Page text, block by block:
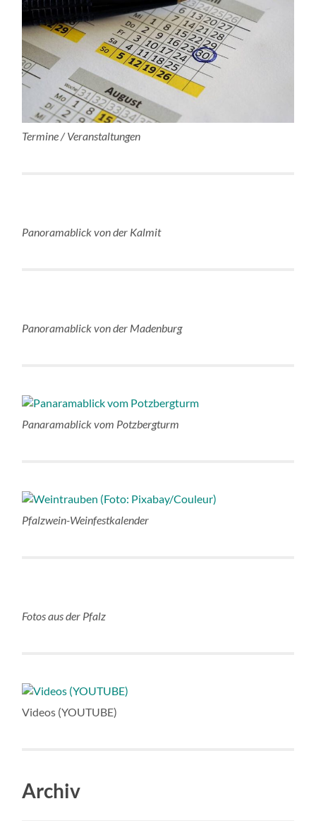
Termine / Veranstaltungen
Panoramablick von der Kalmit
Panoramablick von der Madenburg
Panaramablick vom Potzbergturm
Pfalzwein-Weinfestkalender
Fotos aus der Pfalz
Videos (YOUTUBE)
Archiv